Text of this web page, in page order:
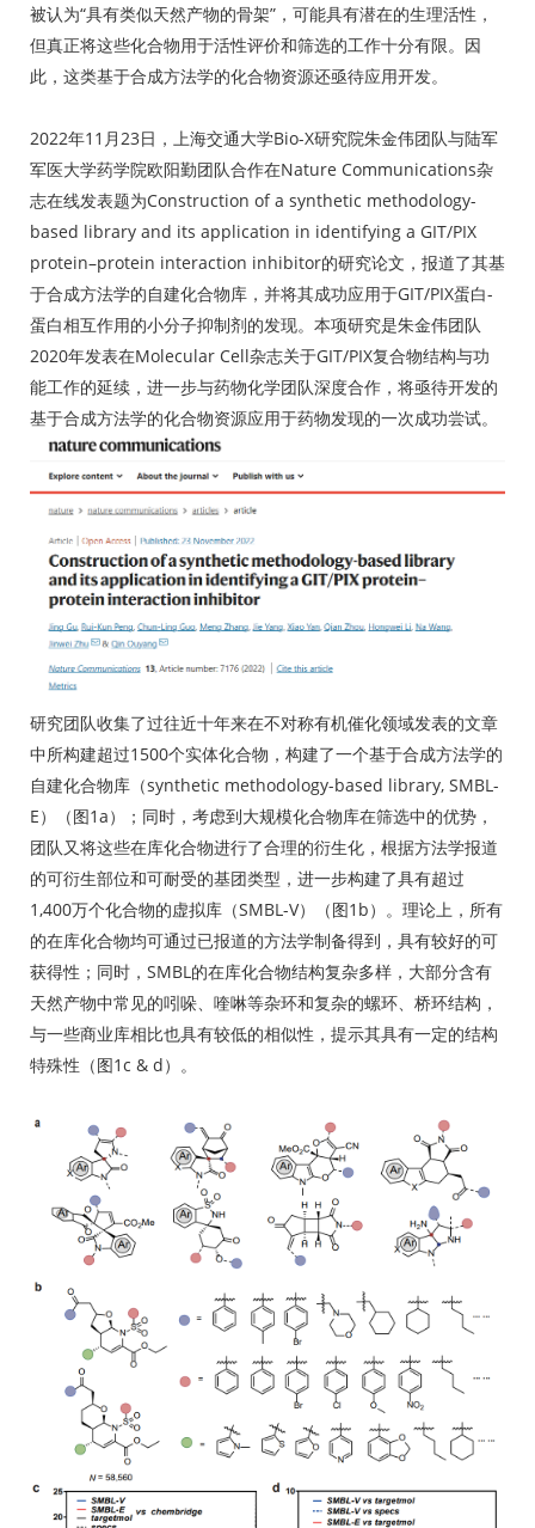
被认为“具有类似天然产物的骨架”，可能具有潜在的生理活性，
但真正将这些化合物用于活性评价和筛选的工作十分有限。因
此，这类基于合成方法学的化合物资源还亟待应用开发。
2022年11月23日，上海交通大学Bio-X研究院朱金伟团队与陆军
军医大学药学院欧阳勤团队合作在Nature Communications杂
志在线发表题为Construction of a synthetic methodology-
based library and its application in identifying a GIT/PIX
protein–protein interaction inhibitor的研究论文，报道了其基
于合成方法学的自建化合物库，并将其成功应用于GIT/PIX蛋白-
蛋白相互作用的小分子抑制剂的发现。本项研究是朱金伟团队
2020年发表在Molecular Cell杂志关于GIT/PIX复合物结构与功
能工作的延续，进一步与药物化学团队深度合作，将亟待开发的
基于合成方法学的化合物资源应用于药物发现的一次成功尝试。
研究团队收集了过往近十年来在不对称有机催化领域发表的文章
中所构建超过1500个实体化合物，构建了一个基于合成方法学的
自建化合物库（synthetic methodology-based library, SMBL-
E）（图1a）；同时，考虑到大规模化合物库在筛选中的优势，
团队又将这些在库化合物进行了合理的衍生化，根据方法学报道
的可衍生部位和可耐受的基团类型，进一步构建了具有超过
1,400万个化合物的虚拟库（SMBL-V）（图1b）。理论上，所有
的在库化合物均可通过已报道的方法学制备得到，具有较好的可
获得性；同时，SMBL的在库化合物结构复杂多样，大部分含有
天然产物中常见的吲哚、喹啉等杂环和复杂的螺环、桥环结构，
与一些商业库相比也具有较低的相似性，提示其具有一定的结构
特殊性（图1c & d）。